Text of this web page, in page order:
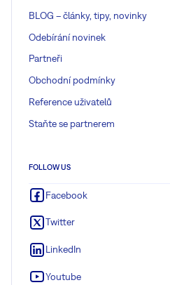
BLOG – články, tipy, novinky
Odebírání novinek
Partneři
Obchodní podmínky
Reference uživatelů
Staňte se partnerem
FOLLOW US
Facebook
Twitter
LinkedIn
Youtube